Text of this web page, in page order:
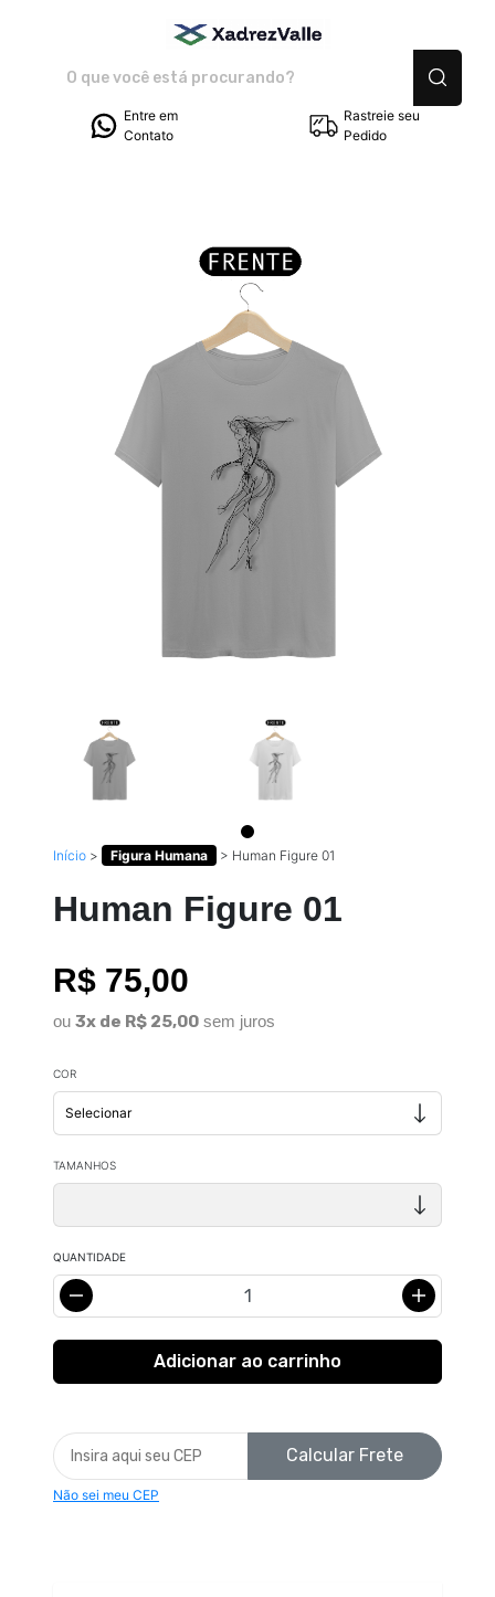
Entre em
Contato
Rastreie seu
Pedido
Início > Figura Humana > Human Figure 01
Human Figure 01
R$ 75,00
ou 3x de R$ 25,00 sem juros
COR
TAMANHOS
QUANTIDADE
Calcular Frete
Não sei meu CEP